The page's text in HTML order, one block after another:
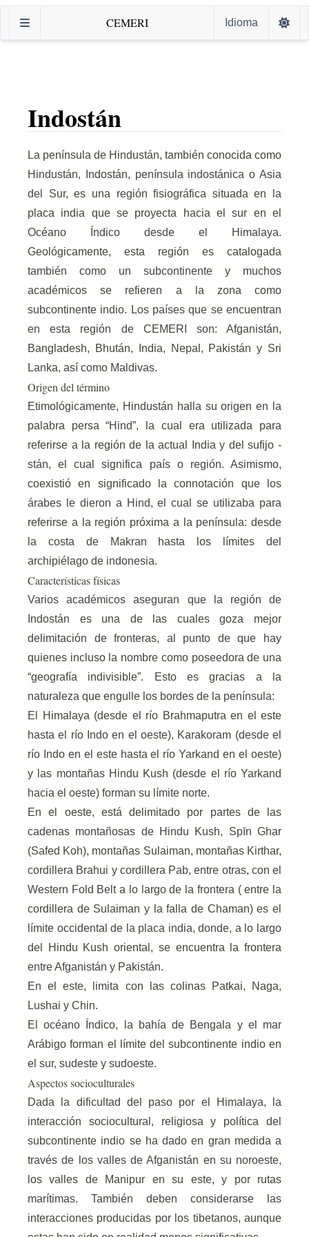
CEMERI Idioma
Indostán
La península de Hindustán, también conocida como
Hindustán, Indostán, península indostánica o Asia
del Sur, es una región fisiográfica situada en la
placa india que se proyecta hacia el sur en el
Océano Índico desde el Himalaya.
Geológicamente, esta región es catalogada
también como un subcontinente y muchos
académicos se refieren a la zona como
subcontinente indio. Los países que se encuentran
en esta región de CEMERI son: Afganistán,
Bangladesh, Bhután, India, Nepal, Pakistán y Sri
Lanka, así como Maldivas.
Origen del término
Etimológicamente, Hindustán halla su origen en la
palabra persa “Hind”, la cual era utilizada para
referirse a la región de la actual India y del sufijo -
stán, el cual significa país o región. Asimismo,
coexistió en significado la connotación que los
árabes le dieron a Hind, el cual se utilizaba para
referirse a la región próxima a la península: desde
la costa de Makran hasta los límites del
archipiélago de indonesia.
Características físicas
Varios académicos aseguran que la región de
Indostán es una de las cuales goza mejor
delimitación de fronteras, al punto de que hay
quienes incluso la nombre como poseedora de una
“geografía indivisible”. Esto es gracias a la
naturaleza que engulle los bordes de la península:
El Himalaya (desde el río Brahmaputra en el este
hasta el río Indo en el oeste), Karakoram (desde el
río Indo en el este hasta el río Yarkand en el oeste)
y las montañas Hindu Kush (desde el río Yarkand
hacia el oeste) forman su límite norte.
En el oeste, está delimitado por partes de las
cadenas montañosas de Hindu Kush, Spīn Ghar
(Safed Koh), montañas Sulaiman, montañas Kirthar,
cordillera Brahui y cordillera Pab, entre otras, con el
Western Fold Belt a lo largo de la frontera ( entre la
cordillera de Sulaiman y la falla de Chaman) es el
límite occidental de la placa india, donde, a lo largo
del Hindu Kush oriental, se encuentra la frontera
entre Afganistán y Pakistán.
En el este, limita con las colinas Patkai, Naga,
Lushai y Chin.
El océano Índico, la bahía de Bengala y el mar
Arábigo forman el límite del subcontinente indio en
el sur, sudeste y sudoeste.
Aspectos socioculturales
Dada la dificultad del paso por el Himalaya, la
interacción sociocultural, religiosa y política del
subcontinente indio se ha dado en gran medida a
través de los valles de Afganistán en su noroeste,
los valles de Manipur en su este, y por rutas
marítimas. También deben considerarse las
interacciones producidas por los tibetanos, aunque